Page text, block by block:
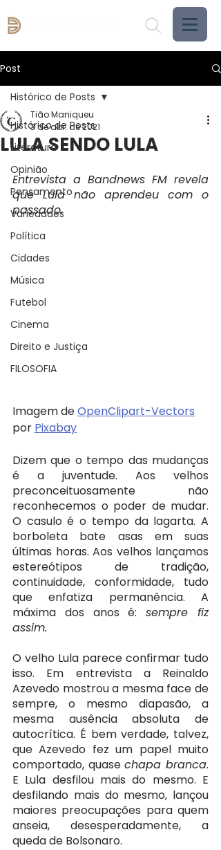
Post
Histórico de Posts
Literatura
Opinião
Pensamento
Variedades
Política
Cidades
Música
Futebol
Cinema
Direito e Justiça
FILOSOFIA
Histórico de Posts
LULA SENDO LULA
Tião Maniqueu
3 de abr. de 2021
Entrevista a Bandnews FM revela
que Lula não aprendeu com o
passado.
Imagem de OpenClipart-Vectors
por Pixabay
Dizem que o tempo das mudanças
é a juventude. Aos velhos
preconceituosamente não
reconhecemos o poder de mudar.
O casulo é o tempo da lagarta. A
borboleta bate asas em suas
últimas horas. Aos velhos lançamos
estereótipos de tradição,
continuidade, conformidade, tudo
que enfatiza permanência. A
máxima dos anos é: sempre fiz
assim.
O velho Lula parece confirmar tudo
isso. Em entrevista a Reinaldo
Azevedo mostrou a mesma face de
sempre, o mesmo diapasão, a
mesma ausência absoluta de
autocrítica. É bem verdade, talvez,
que Azevedo fez um papel muito
comportado, quase chapa branca.
E Lula desfilou mais do mesmo. E
desfilando mais do mesmo, lançou
maiores preocupações para quem
anseia, desesperadamente, a
queda de Bolsonaro.